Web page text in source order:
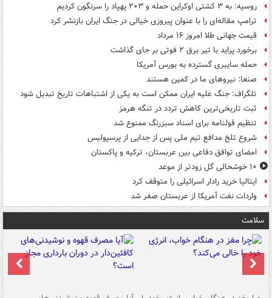
روسیه: به ۳ کشتی اوکراین حمله و ۲۰۳ پهپاد را سرنگون کردیم
ترامپ مقاله‌ای را با عنوان پیروزی خیالی در جنگ ایران بازنشر کرد
قیمت جهانی طلا امروز ۱۶ مرداد
برخورد پراید با تیر برق ۲ فوتی بر جای گذاشت
حمله سایبری گسترده به بورس آمریکا
صنعا: نیروهای ما در کمین‌ هستند
تلگراف: جنگ علیه ایران ممکن است به یکی از اشتباهات تاریخ تبدیل شود
ثبت تاریخی‌ترین کاهش تردد در تنگه هرمز
تنظیم قولنامه برای اسناد سبزرنگ ممنوع شد
شروع تلخ مدافع تیم ملی پس از جدایی از پرسپولیس
امضای توافق دفاعی بین عربستان، ترکیه و پاکستان
۱۰ خوشحالی گل زودتر از موعد
ایتالیا خرید رادار اسرائیلی را متوقف کرد
واردات نفت آمریکا از عربستان صفر شد
سلامت